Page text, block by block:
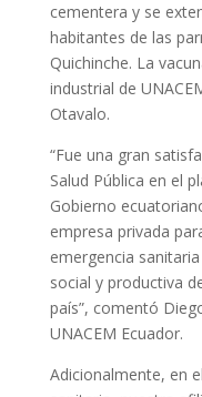
cementera y se
habitantes de las
Quichinche. La
industrial de
Otavalo.
“Fue una gran
Salud Pública en el
Gobierno
empresa privada
emergencia
social y productiva
país”, comentó
UNACEM Ecuador.
Adicionalmente, en